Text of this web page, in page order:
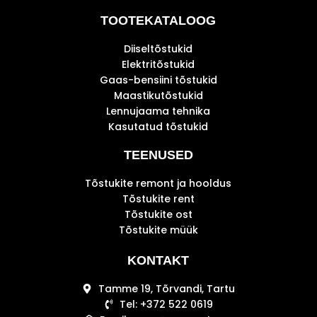
TOOTEKATALOOG
Diiseltõstukid
Elektritõstukid
Gaas-bensiini tõstukid
Maastikutõstukid
Lennujaama tehnika
Kasutatud tõstukid
TEENUSED
Tõstukite remont ja hooldus
Tõstukite rent
Tõstukite ost
Tõstukite müük
KONTAKT
Tamme 19, Tõrvandi, Tartu
Tel: +372 522 0619